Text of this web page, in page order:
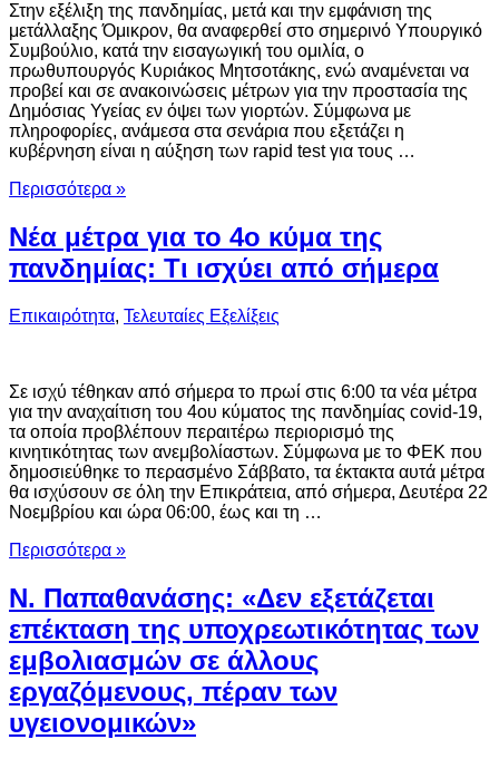
Στην εξέλιξη της πανδημίας, μετά και την εμφάνιση της
μετάλλαξης Όμικρον, θα αναφερθεί στο σημερινό Υπουργικό
Συμβούλιο, κατά την εισαγωγική του ομιλία, ο
πρωθυπουργός Κυριάκος Μητσοτάκης, ενώ αναμένεται να
προβεί και σε ανακοινώσεις μέτρων για την προστασία της
Δημόσιας Υγείας εν όψει των γιορτών. Σύμφωνα με
πληροφορίες, ανάμεσα στα σενάρια που εξετάζει η
κυβέρνηση είναι η αύξηση των rapid test για τους …
Περισσότερα »
Νέα μέτρα για το 4ο κύμα της
πανδημίας: Τι ισχύει από σήμερα
Επικαιρότητα, Τελευταίες Εξελίξεις
Σε ισχύ τέθηκαν από σήμερα το πρωί στις 6:00 τα νέα μέτρα
για την αναχαίτιση του 4ου κύματος της πανδημίας covid-19,
τα οποία προβλέπουν περαιτέρω περιορισμό της
κινητικότητας των ανεμβολίαστων. Σύμφωνα με το ΦΕΚ που
δημοσιεύθηκε το περασμένο Σάββατο, τα έκτακτα αυτά μέτρα
θα ισχύσουν σε όλη την Επικράτεια, από σήμερα, Δευτέρα 22
Νοεμβρίου και ώρα 06:00, έως και τη …
Περισσότερα »
Ν. Παπαθανάσης: «Δεν εξετάζεται
επέκταση της υποχρεωτικότητας των
εμβολιασμών σε άλλους
εργαζόμενους, πέραν των
υγειονομικών»